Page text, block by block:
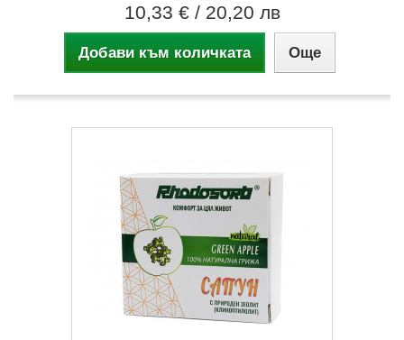
10,33 € / 20,20 лв
Добави към количката Още